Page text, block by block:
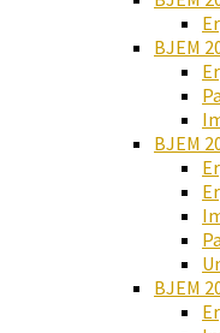
BJEM
BJEM
BJEM